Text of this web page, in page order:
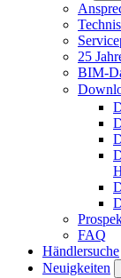
25
BIM-
FAQ
Händlersuche
Neuigkeiten